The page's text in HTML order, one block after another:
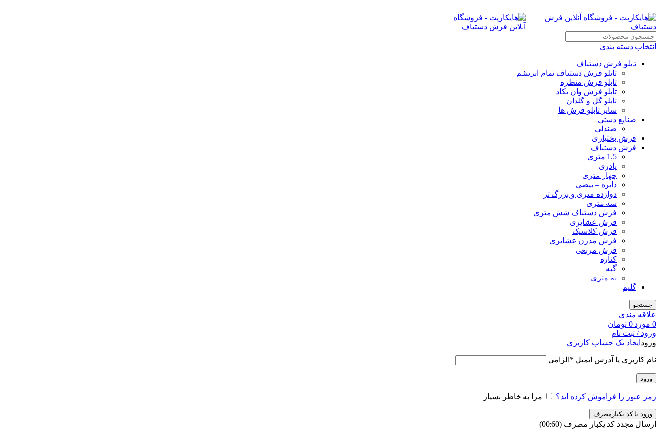
انتخاب دسته بندی
تابلو فرش دستباف
تابلو فرش دستباف تمام ابریشم
تابلو فرش منظره
تابلو فرش وان یکاد
تابلو گل و گلدان
سایر تابلو فرش ها
صنایع دستی
صندلی
فرش بختیاری
فرش دستباف
1.5 متری
پادری
چهار متری
دایره – بیضی
دوازده متری و بزرگ تر
سه متری
فرش دستباف شش متری
فرش عشایری
فرش کلاسیک
فرش مدرن عشایری
فرش مربعی
کناره
گبه
نه متری
گلیم
جستجو
علاقه مندی
0 مورد 0 تومان
ورود / ثبت نام
ورود ایجاد یک حساب کاربری
نام کاربری یا آدرس ایمیل * الزامی
ورود
رمز عبور را فراموش کرده اید؟ مرا به خاطر بسپار
ورود با کد یکبارمصرف
ارسال مجدد کد یکبار مصرف (00:
60
)